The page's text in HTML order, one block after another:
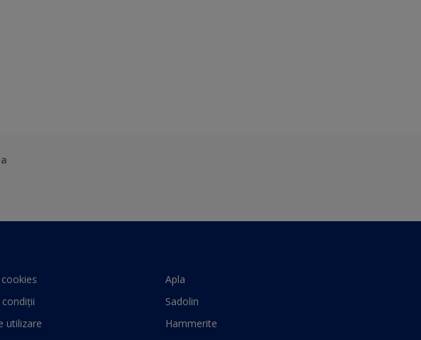
utilizare
Apla
Sadolin
Hammerite